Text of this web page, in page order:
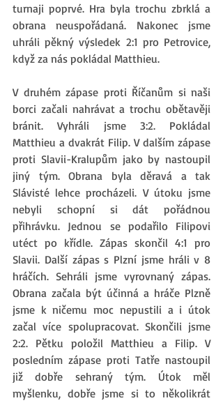
turnaji poprvé. Hra byla trochu zbrklá a
obrana neuspořádaná. Nakonec jsme
uhráli pěkný výsledek 2:1 pro Petrovice,
když za nás pokládal Matthieu.
V druhém zápase proti Říčanům si naši
borci začali nahrávat a trochu obětavěji
bránit. Vyhráli jsme 3:2. Pokládal
Matthieu a dvakrát Filip. V dalším zápase
proti Slavii-Kralupům jako by nastoupil
jiný tým. Obrana byla děravá a tak
Slávisté lehce procházeli. V útoku jsme
nebyli schopní si dát pořádnou
přihrávku. Jednou se podařilo Filipovi
utéct po křídle. Zápas skončil 4:1 pro
Slavii. Další zápas s Plzní jsme hráli v 8
hráčích. Sehráli jsme vyrovnaný zápas.
Obrana začala být účinná a hráče Plzně
jsme k ničemu moc nepustili a i útok
začal více spolupracovat. Skončili jsme
2:2. Pětku položil Matthieu a Filip. V
posledním zápase proti Tatře nastoupil
již dobře sehraný tým. Útok měl
myšlenku, dobře jsme si to několikrát